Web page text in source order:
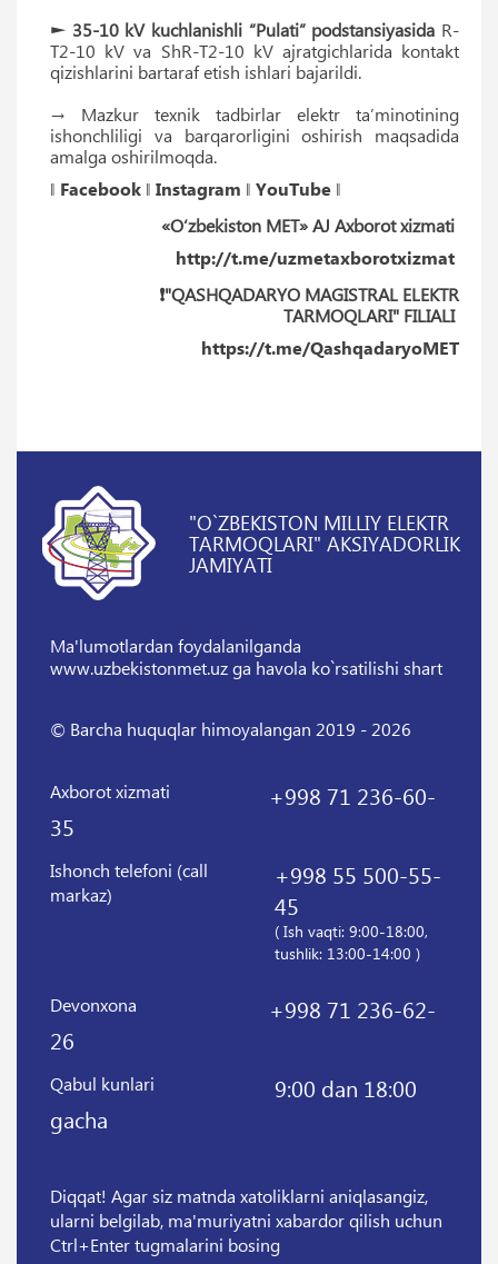
► 35-10 kV kuchlanishli “Pulati” podstansiyasida R-
T2-10 kV va ShR-T2-10 kV ajratgichlarida kontakt
qizishlarini bartaraf etish ishlari bajarildi.
→ Mazkur texnik tadbirlar elektr ta’minotining
ishonchliligi va barqarorligini oshirish maqsadida
amalga oshirilmoqda.
‖ Facebook ‖ Instagram ‖ YouTube ‖
«O‘zbekiston MET» AJ Axborot xizmati
http://t.me/uzmetaxborotxizmat
❗️"QASHQADARYO MAGISTRAL ELEKTR
TARMOQLARI" FILIALI
https://t.me/QashqadaryoMET
"O`ZBEKISTON MILLIY ELEKTR
TARMOQLARI" AKSIYADORLIK
JAMIYATI
Ma'lumotlardan foydalanilganda
www.uzbekistonmet.uz ga havola ko`rsatilishi shart
© Barcha huquqlar himoyalangan 2019 - 2026
Axborot xizmati
+998 71 236-60-
35
Ishonch telefoni (call
markaz)
+998 55 500-55-
45
( Ish vaqti: 9:00-18:00,
tushlik: 13:00-14:00 )
Devonxona
+998 71 236-62-
26
Qabul kunlari
9:00 dan 18:00
gacha
Diqqat! Agar siz matnda xatoliklarni aniqlasangiz,
ularni belgilab, ma'muriyatni xabardor qilish uchun
Ctrl+Enter tugmalarini bosing